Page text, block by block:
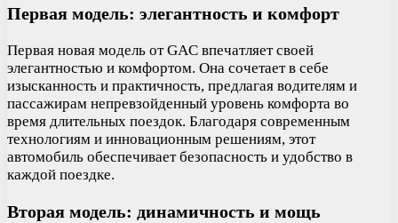
Первая модель: элегантность и комфорт
Первая новая модель от GAC впечатляет своей
элегантностью и комфортом. Она сочетает в себе
изысканность и практичность, предлагая водителям и
пассажирам непревзойденный уровень комфорта во
время длительных поездок. Благодаря современным
технологиям и инновационным решениям, этот
автомобиль обеспечивает безопасность и удобство в
каждой поездке.
Вторая модель: динамичность и мощь